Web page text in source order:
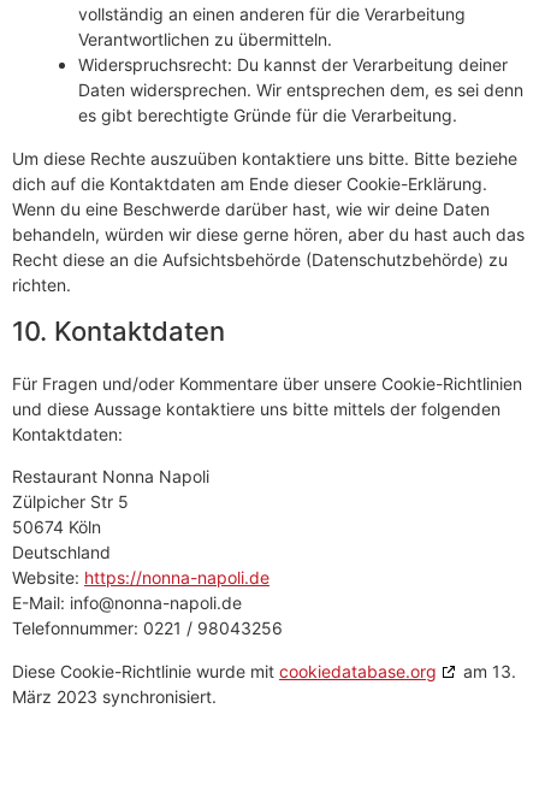
vollständig an einen anderen für die Verarbeitung
Verantwortlichen zu übermitteln.
Widerspruchsrecht: Du kannst der Verarbeitung deiner
Daten widersprechen. Wir entsprechen dem, es sei denn
es gibt berechtigte Gründe für die Verarbeitung.
Um diese Rechte auszuüben kontaktiere uns bitte. Bitte beziehe
dich auf die Kontaktdaten am Ende dieser Cookie-Erklärung.
Wenn du eine Beschwerde darüber hast, wie wir deine Daten
behandeln, würden wir diese gerne hören, aber du hast auch das
Recht diese an die Aufsichtsbehörde (Datenschutzbehörde) zu
richten.
10. Kontaktdaten
Für Fragen und/oder Kommentare über unsere Cookie-Richtlinien
und diese Aussage kontaktiere uns bitte mittels der folgenden
Kontaktdaten:
Restaurant Nonna Napoli
Zülpicher Str 5
50674 Köln
Deutschland
Website: https://nonna-napoli.de
E-Mail: info@nonna-napoli.de
Telefonnummer: 0221 / 98043256
Diese Cookie-Richtlinie wurde mit cookiedatabase.org
am 13.
März 2023 synchronisiert.